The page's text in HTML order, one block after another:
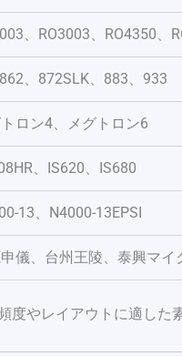
、RO3003、RO4350、
、872SLK、883、933
ロン4、メグトロン6
、IS620、IS680
13、N4000-13EPSI
儀、台州王陵、泰興マイ
やレイアウトに適した